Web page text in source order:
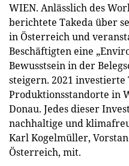
WIEN. Anlässlich des
berichtete Takeda über
in Österreich und
Beschäftigten eine
Bewusstsein in der
steigern. 2021 investierte
Produktionsstandorte in
Donau. Jedes dieser
nachhaltige und
Karl Kogelmüller,
Österreich, mit.